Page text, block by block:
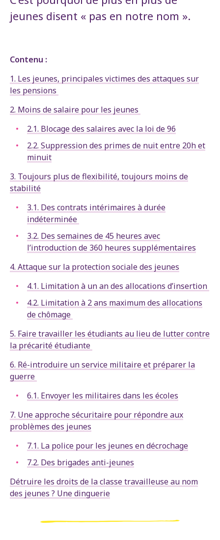
jeunes disent « pas en notre nom ».
Contenu :
1. Les jeunes, principales victimes des attaques sur
les pensions
2. Moins de salaire pour les jeunes
2.1. Blocage des salaires avec la loi de 96
2.2. Suppression des primes de nuit entre 20h et
minuit
3. Toujours plus de flexibilité, toujours moins de
stabilité
3.1. Des contrats intérimaires à durée
indéterminée
3.2. Des semaines de 45 heures avec
l’introduction de 360 heures supplémentaires
4. Attaque sur la protection sociale des jeunes
4.1. Limitation à un an des allocations d’insertion
4.2. Limitation à 2 ans maximum des allocations
de chômage
5. Faire travailler les étudiants au lieu de lutter contre
la précarité étudiante
6. Ré-introduire un service militaire et préparer la
guerre
6.1. Envoyer les militaires dans les écoles
7. Une approche sécuritaire pour répondre aux
problèmes des jeunes
7.1. La police pour les jeunes en décrochage
7.2. Des brigades anti-jeunes
Détruire les droits de la classe travailleuse au nom
des jeunes ? Une dinguerie